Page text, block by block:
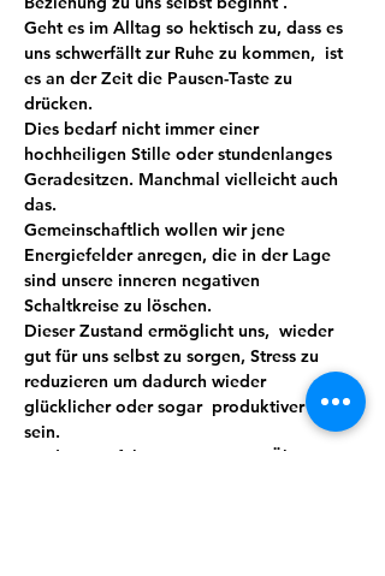
Geht es im Alltag so hektisch zu, dass es
uns schwerfällt zur Ruhe zu kommen,  ist
es an der Zeit die Pausen-Taste zu
drücken.
Dies bedarf nicht immer einer
hochheiligen Stille oder stundenlanges
Geradesitzen. Manchmal vielleicht auch
das.
Gemeinschaftlich wollen wir jene
Energiefelder anregen, die in der Lage
sind unsere inneren negativen
Schaltkreise zu löschen.
Dieser Zustand ermöglicht uns,  wieder
gut für uns selbst zu sorgen, Stress zu
reduzieren um dadurch wieder
glücklicher oder sogar  produktiver zu
sein.
Meditation führt mit ein wenig Übung